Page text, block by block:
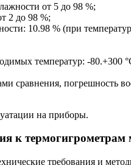
от 5 до 98 %;
2 до 98 %;
10.98 % (при
температур: -80.+300
погрешность
на приборы.
к термогигрометрам
требования и